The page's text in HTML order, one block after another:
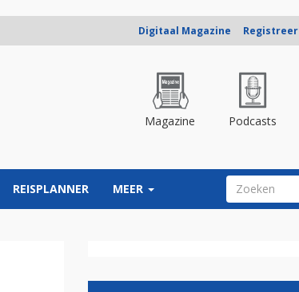
Digitaal Magazine Registreer
Magazine Podcasts
REISPLANNER MEER ZOEKVELD